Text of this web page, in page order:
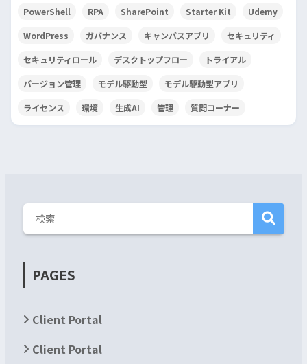
PowerShell RPA SharePoint Starter Kit Udemy
WordPress ガバナンス キャンバスアプリ セキュリティ
セキュリティロール デスクトップフロー トライアル
バージョン管理 モデル駆動型 モデル駆動型アプリ
ライセンス 環境 生成AI 管理 質問コーナー
PAGES
Client Portal
Client Portal